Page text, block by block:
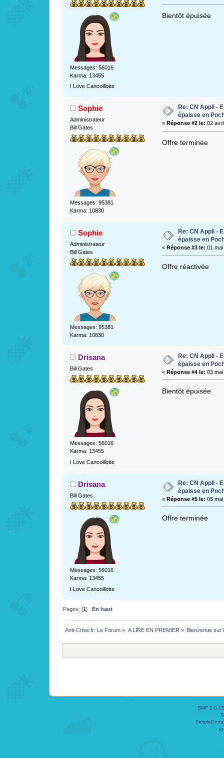
Messages: 56016
Karma: 13455
I Love Cancoillotte
Bientôt épuisée
Sophie
Administrateur
Bill Gates
Messages: 95381
Karma: 10830
Re: CN Appli -
épaisse en
« Réponse #2 le: 02
Offre terminée
Sophie
Administrateur
Bill Gates
Messages: 95381
Karma: 10830
Re: CN Appli -
épaisse en
« Réponse #3 le: 01
Offre réactivée
Drisana
Bill Gates
Messages: 56016
Karma: 13455
I Love Cancoillotte
Re: CN Appli -
épaisse en
« Réponse #4 le: 03
Bientôt épuisée
Drisana
Bill Gates
Messages: 56016
Karma: 13455
I Love Cancoillotte
Re: CN Appli -
épaisse en
« Réponse #5 le: 05
Offre terminée
Pages: [1]En haut
Anti-Crise.fr: Le Forum » A LIRE EN PREMIER » Bienvenue sur
SMF 2.0.15